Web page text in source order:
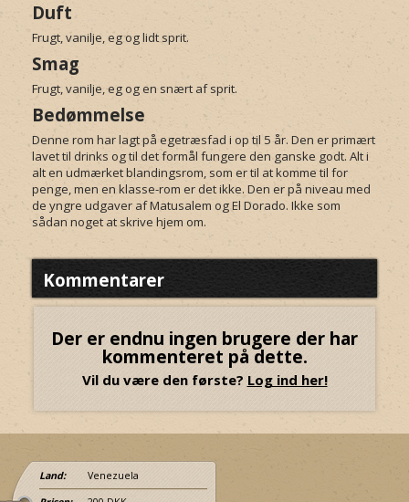
Duft
Frugt, vanilje, eg og lidt sprit.
Smag
Frugt, vanilje, eg og en snært af sprit.
Bedømmelse
Denne rom har lagt på egetræsfad i op til 5 år. Den er primært
lavet til drinks og til det formål fungere den ganske godt. Alt i
alt en udmærket blandingsrom, som er til at komme til for
penge, men en klasse-rom er det ikke. Den er på niveau med
de yngre udgaver af Matusalem og El Dorado. Ikke som
sådan noget at skrive hjem om.
Kommentarer
Der er endnu ingen brugere der har
kommenteret på dette.
Vil du være den første? Log ind her!
Land: Venezuela